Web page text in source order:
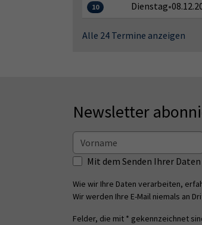
10 Dienstag•
Alle 24 Termine anzeigen
Newsletter
Mit dem Senden Ihrer
Wie wir Ihre Daten verarbeiten,
Wir werden Ihre E-Mail niemals an
Felder, die mit * gekennzeichnet